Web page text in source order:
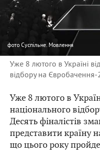
фото Суспільне. Мовлення
Уже 8 лютого в Україні
відбору на
Уже 8 лютого в
національного
Десять фіналістів
представити країну
що цього року